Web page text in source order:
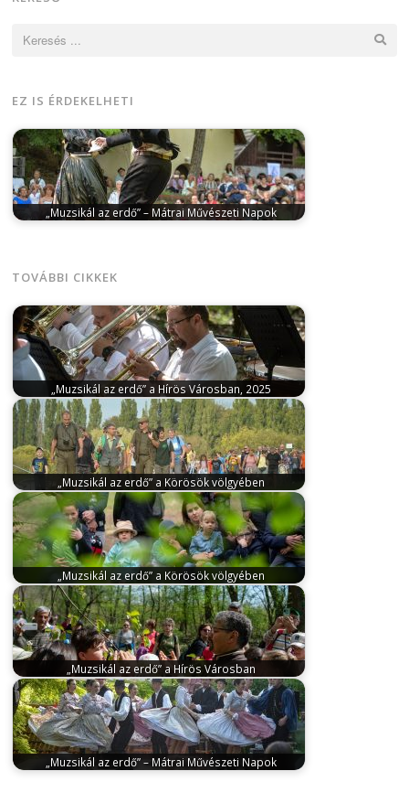
EZ IS ÉRDEKELHETI
„Muzsikál az erdő” – Mátrai Művészeti Napok
TOVÁBBI CIKKEK
„Muzsikál az erdő” a Hírös Városban, 2025
május 10, 2025Idén 22. alkalommal zajlik és 3
térségben jelentkezik a „Muzsikál…
„Muzsikál az erdő” a Körösök völgyében
szeptember 19, 20252025. szeptember 26-28. között
várja az érdeklődőket a „Muzsikál az…
„Muzsikál az erdő” a Körösök völgyében
szeptember 26, 2023Szeptember 29 - október 1-e
között várja az érdeklődőket a…
„Muzsikál az erdő” a Hírös Városban
május 2, 2024Egész hétvégés programfolyammal
indul az idei „Muzsikál az erdő” évada,…
„Muzsikál az erdő” – Mátrai Művészeti Napok